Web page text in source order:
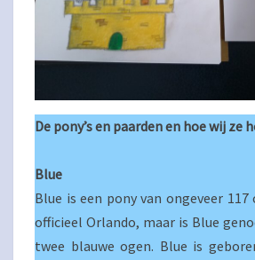
De pony’s en paarden en hoe wij ze
Blue
Blue is een pony van ongeveer
officieel Orlando, maar is Blue
twee blauwe ogen. Blue is